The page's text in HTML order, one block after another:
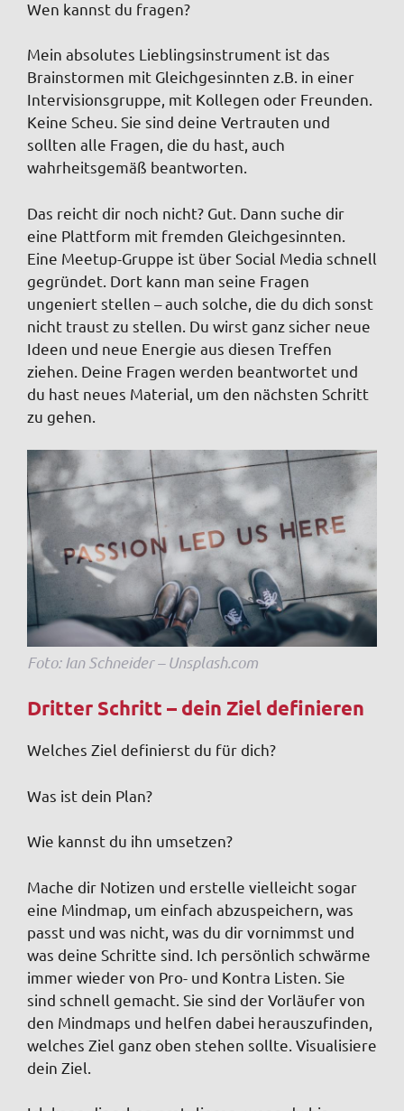
Wen kannst du fragen?
Mein absolutes Lieblingsinstrument ist das
Brainstormen mit Gleichgesinnten z.B. in einer
Intervisionsgruppe, mit Kollegen oder Freunden.
Keine Scheu. Sie sind deine Vertrauten und
sollten alle Fragen, die du hast, auch
wahrheitsgemäß beantworten.
Das reicht dir noch nicht? Gut. Dann suche dir
eine Plattform mit fremden Gleichgesinnten.
Eine Meetup-Gruppe ist über Social Media schnell
gegründet. Dort kann man seine Fragen
ungeniert stellen – auch solche, die du dich sonst
nicht traust zu stellen. Du wirst ganz sicher neue
Ideen und neue Energie aus diesen Treffen
ziehen. Deine Fragen werden beantwortet und
du hast neues Material, um den nächsten Schritt
zu gehen.
Foto: Ian Schneider – Unsplash.com
Dritter Schritt – dein Ziel definieren
Welches Ziel definierst du für dich?
Was ist dein Plan?
Wie kannst du ihn umsetzen?
Mache dir Notizen und erstelle vielleicht sogar
eine Mindmap, um einfach abzuspeichern, was
passt und was nicht, was du dir vornimmst und
was deine Schritte sind. Ich persönlich schwärme
immer wieder von Pro- und Kontra Listen. Sie
sind schnell gemacht. Sie sind der Vorläufer von
den Mindmaps und helfen dabei herauszufinden,
welches Ziel ganz oben stehen sollte. Visualisiere
dein Ziel.